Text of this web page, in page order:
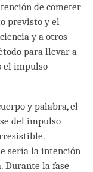
de cometer
previsto y el
y a otros
para llevar a
el impulso
y palabra, el
del impulso
sería la intención
Durante la fase